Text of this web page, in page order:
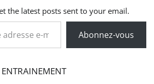
the latest posts sent to your email.
Abonnez-vous
ENTRAINEMENT